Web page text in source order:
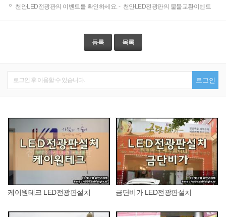
천안LED전광판의 이벤트를 확인하세요. - 천안LED전광판의 물물교환이벤트
등록 목록
로그인 후 이용할 수 있습니다. 로그인
케이원테크 LED전광판설치 금단비가 LED전광판설치